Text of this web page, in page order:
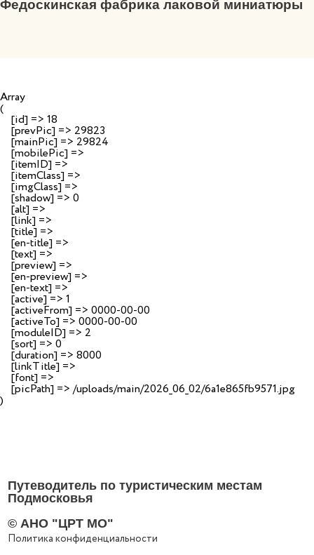
Федоскинская фабрика лаковой миниатюры
Array
(
    [id] => 18
    [prevPic] => 29823
    [mainPic] => 29824
    [mobilePic] =>
    [itemID] =>
    [itemClass] =>
    [imgClass] =>
    [shadow] => 0
    [alt] =>
    [link] =>
    [title] =>
    [en-title] =>
    [text] =>
    [preview] =>
    [en-preview] =>
    [en-text] =>
    [active] => 1
    [activeFrom] => 0000-00-00
    [activeTo] => 0000-00-00
    [moduleID] => 2
    [sort] => 0
    [duration] => 8000
    [linkTitle] =>
    [font] =>
    [picPath] => /uploads/main/2026_06_02/6a1e865fb9571.jpg
Путеводитель по туристическим местам
Подмосковья
© АНО "ЦРТ МО"
Политика конфиденциальности